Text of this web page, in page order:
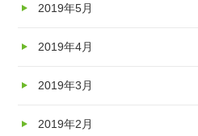
2019年5月
2019年4月
2019年3月
2019年2月